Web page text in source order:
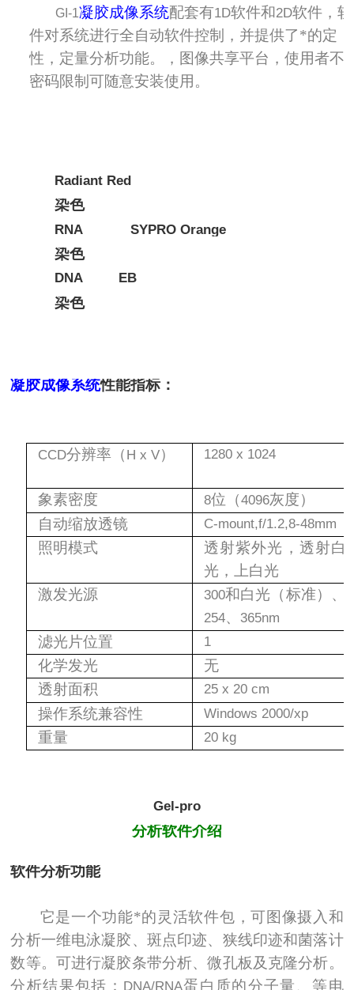
GI-1凝胶成像系统配套有1D软件和2D软件，软
件对系统进行全自动软件控制，并提供了*的定
性，定量分析功能。，图像共享平台，使用者不
密码限制可随意安装使用。
Radiant Red
染色
RNA SYPRO Orange
染色
DNA EB
染色
凝胶成像系统性能指标：
CCD分辨率（ H x V） 1280 x 1024
象素密度 8位（4096灰度）
自动缩放透镜
C-mount,f/1.2,8-48mm
照明模式
透射紫外光，透射白
光，上白光
激发光源
300和白光（标准）、
254、 365nm
滤光片位置 1
化学发光
无
透射面积
25 x 20 cm
操作系统兼容性 Windows 2000/xp
重量 20 kg
Gel-pro
分析软件介绍
软件分析功能
它是一个功能*的灵活软件包，可图像摄入和
分析一维电泳凝胶、斑点印迹、狭线印迹和菌落计
数等。可进行凝胶条带分析、微孔板及克隆分析。
分析结果包括：
DNA/RNA蛋白质的分子量、等电